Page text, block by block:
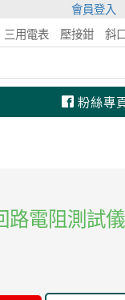
會員登入
三用電表 壓接鉗 斜
粉絲專
電阻測試